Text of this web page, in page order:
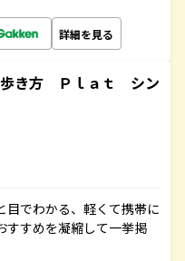
詳細を見る
き方 Ｐｌａｔ シン
目でわかる、軽くて携帯に
すすめを凝縮して一挙掲